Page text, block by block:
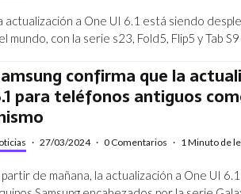
actualización a One UI 6.1 está siendo
mundo, con la serie s23, Fold5, Flip5 y Tab
confirma que la
para teléfonos antiguos
· 27/03/2024 · 0 Comentarios · 1 Minuto de
de mañana, la actualización a One UI